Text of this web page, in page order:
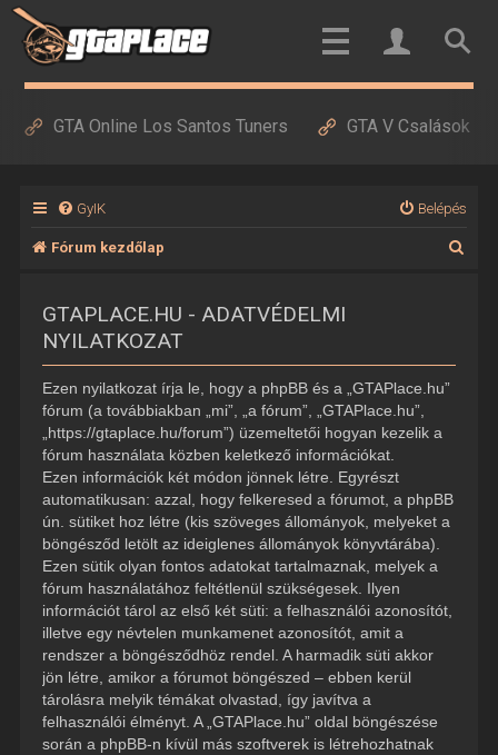
GTA Online Los Santos Tuners GTA V Csalások
GyIK Belépés
Fórum kezdőlap
GTAPLACE.HU - ADATVÉDELMI
NYILATKOZAT
Ezen nyilatkozat írja le, hogy a phpBB és a „GTAPlace.hu”
fórum (a továbbiakban „mi”, „a fórum”, „GTAPlace.hu”,
„https://gtaplace.hu/forum”) üzemeltetői hogyan kezelik a
fórum használata közben keletkező információkat.
Ezen információk két módon jönnek létre. Egyrészt
automatikusan: azzal, hogy felkeresed a fórumot, a phpBB
ún. sütiket hoz létre (kis szöveges állományok, melyeket a
böngésződ letölt az ideiglenes állományok könyvtárába).
Ezen sütik olyan fontos adatokat tartalmaznak, melyek a
fórum használatához feltétlenül szükségesek. Ilyen
információt tárol az első két süti: a felhasználói azonosítót,
illetve egy névtelen munkamenet azonosítót, amit a
rendszer a böngésződhöz rendel. A harmadik süti akkor
jön létre, amikor a fórumot böngészed – ebben kerül
tárolásra melyik témákat olvastad, így javítva a
felhasználói élményt. A „GTAPlace.hu” oldal böngészése
során a phpBB-n kívül más szoftverek is létrehozhatnak